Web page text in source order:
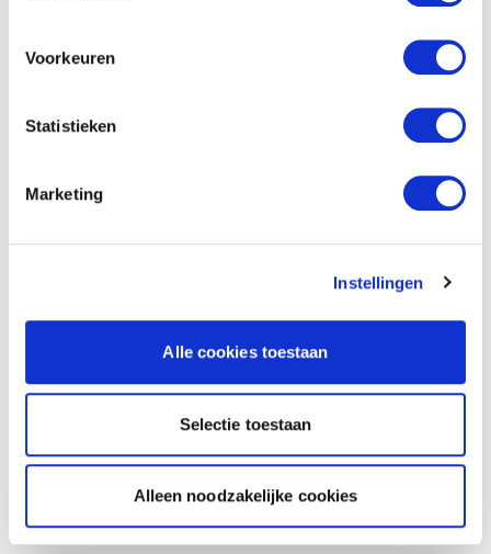
Voorkeuren
Statistieken
Marketing
Instellingen
Alle cookies toestaan
Selectie toestaan
Alleen noodzakelijke cookies